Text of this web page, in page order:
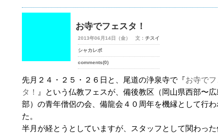
お寺でフェスタ！
2013年06月14日（金） 文： チスイ
シャカレポ
comments(0)
先月２４・２５・２６日と、尾道の浄泉寺で『お寺で
タ！
』という仏教フェスが、備後教区（岡山県西部〜
部）の青年僧侶の会、備龍会４０周年を機縁として行
た。
半月が経とうとしていますが、スタッフとして関わっ